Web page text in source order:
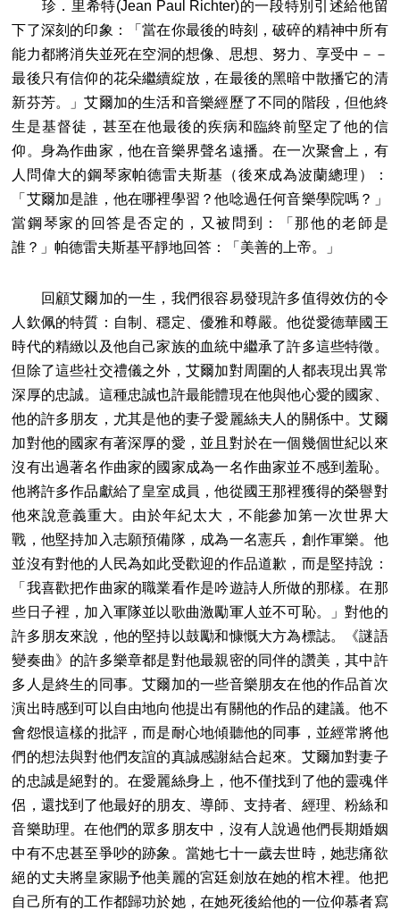
珍．里希特(Jean Paul Richter)的一段特別引述給他留
下了深刻的印象：「當在你最後的時刻，破碎的精神中所有
能力都將消失並死在空洞的想像、思想、努力、享受中－－
最後只有信仰的花朵繼續綻放，在最後的黑暗中散播它的清
新芬芳。」艾爾加的生活和音樂經歷了不同的階段，但他終
生是基督徒，甚至在他最後的疾病和臨終前堅定了他的信
仰。身為作曲家，他在音樂界聲名遠播。在一次聚會上，有
人問偉大的鋼琴家帕德雷夫斯基（後來成為波蘭總理）：
「艾爾加是誰，他在哪裡學習？他唸過任何音樂學院嗎？」
當鋼琴家的回答是否定的，又被問到：「那他的老師是
誰？」帕德雷夫斯基平靜地回答：「美善的上帝。」
回顧艾爾加的一生，我們很容易發現許多值得效仿的令
人欽佩的特質：自制、穩定、優雅和尊嚴。他從愛德華國王
時代的精緻以及他自己家族的血統中繼承了許多這些特徵。
但除了這些社交禮儀之外，艾爾加對周圍的人都表現出異常
深厚的忠誠。這種忠誠也許最能體現在他與他心愛的國家、
他的許多朋友，尤其是他的妻子愛麗絲夫人的關係中。艾爾
加對他的國家有著深厚的愛，並且對於在一個幾個世紀以來
沒有出過著名作曲家的國家成為一名作曲家並不感到羞恥。
他將許多作品獻給了皇室成員，他從國王那裡獲得的榮譽對
他來說意義重大。由於年紀太大，不能參加第一次世界大
戰，他堅持加入志願預備隊，成為一名憲兵，創作軍樂。他
並沒有對他的人民為如此受歡迎的作品道歉，而是堅持說：
「我喜歡把作曲家的職業看作是吟遊詩人所做的那樣。在那
些日子裡，加入軍隊並以歌曲激勵軍人並不可恥。」對他的
許多朋友來說，他的堅持以鼓勵和慷慨大方為標誌。《謎語
變奏曲》的許多樂章都是對他最親密的同伴的讚美，其中許
多人是終生的同事。艾爾加的一些音樂朋友在他的作品首次
演出時感到可以自由地向他提出有關他的作品的建議。他不
會怨恨這樣的批評，而是耐心地傾聽他的同事，並經常將他
們的想法與對他們友誼的真誠感謝結合起來。艾爾加對妻子
的忠誠是絕對的。在愛麗絲身上，他不僅找到了他的靈魂伴
侶，還找到了他最好的朋友、導師、支持者、經理、粉絲和
音樂助理。在他們的眾多朋友中，沒有人說過他們長期婚姻
中有不忠甚至爭吵的跡象。當她七十一歲去世時，她悲痛欲
絕的丈夫將皇家賜予他美麗的宮廷劍放在她的棺木裡。他把
自己所有的工作都歸功於她，在她死後給他的一位仰慕者寫